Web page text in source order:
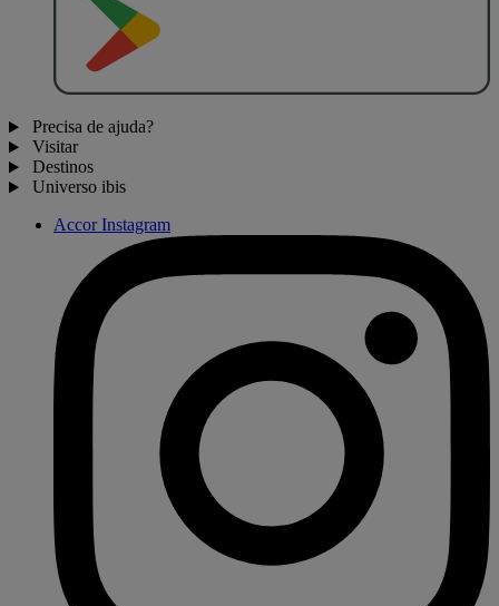
Precisa de ajuda?
Visitar
Destinos
Universo ibis
Accor Instagram